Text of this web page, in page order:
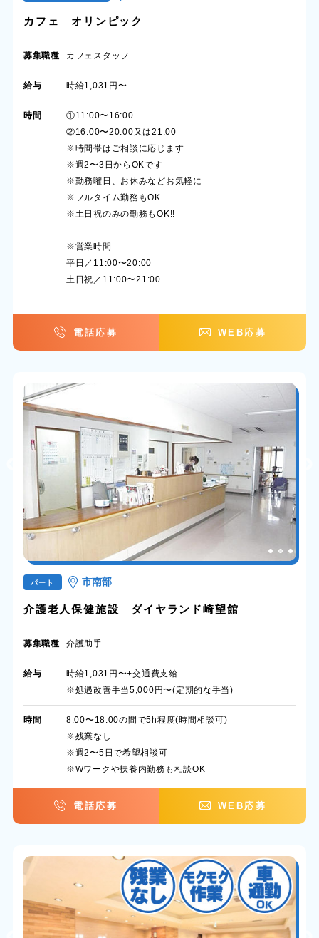
カフェ オリンピック
募集職種 カフェスタッフ
給与 時給1,031円〜
時間
①11:00〜16:00
②16:00〜20:00又は21:00
※時間帯はご相談に応じます
※週2〜3日からOKです
※勤務曜日、お休みなどお気軽に
※フルタイム勤務もOK
※土日祝のみの勤務もOK!!
※営業時間
平日／11:00〜20:00
土日祝／11:00〜21:00
電話応募 WEB応募
パート 市南部
介護老人保健施設 ダイヤランド崎望館
募集職種 介護助手
給与
時給1,031円〜+交通費支給
※処遇改善手当5,000円〜(定期的な手当)
時間
8:00〜18:00の間で5h程度(時間相談可)
※残業なし
※週2〜5日で希望相談可
※Wワークや扶養内勤務も相談OK
電話応募 WEB応募